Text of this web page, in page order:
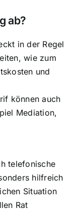
ab?
in der Regel
wie zum
und
können auch
Mediation,
telefonische
hilfreich
Situation
Rat